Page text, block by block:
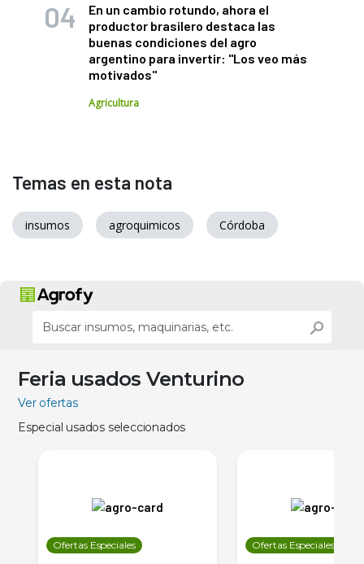
En un cambio rotundo, ahora el
productor brasilero destaca las
buenas condiciones del agro
argentino para invertir: "Los veo más
motivados"
Agricultura
Temas en esta nota
insumos agroquimicos Córdoba
Feria usados Venturino
Ver ofertas
Especial usados seleccionados
Ofertas Especiales Ofertas Especiales